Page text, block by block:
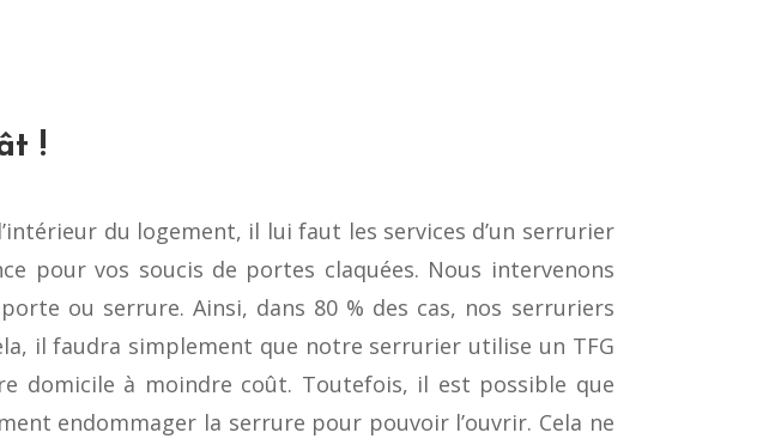
!
du logement, il lui faut les services d’un serrurier
pour vos soucis de portes claquées. Nous intervenons
ou serrure. Ainsi, dans 80 % des cas, nos serruriers
il faudra simplement que notre serrurier utilise un TFG
domicile à moindre coût. Toutefois, il est possible que
endommager la serrure pour pouvoir l’ouvrir. Cela ne